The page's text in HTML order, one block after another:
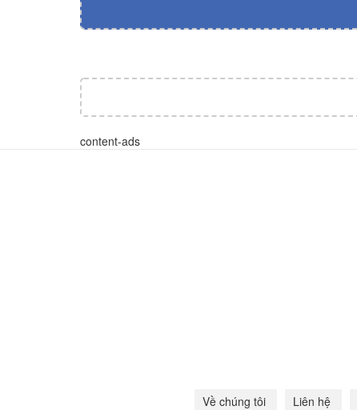
content-ads
Về chúng tôi Liên hệ